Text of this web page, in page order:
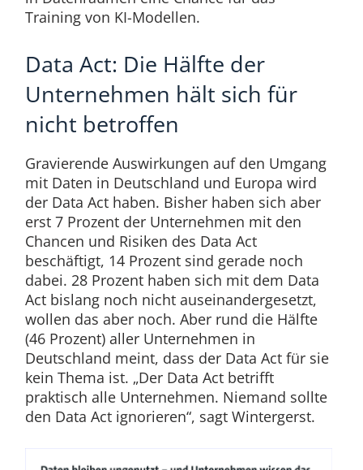
Training von KI-Modellen.
Data Act: Die Hälfte der
Unternehmen hält sich für
nicht betroffen
Gravierende Auswirkungen auf den Umgang
mit Daten in Deutschland und Europa wird
der Data Act haben. Bisher haben sich aber
erst 7 Prozent der Unternehmen mit den
Chancen und Risiken des Data Act
beschäftigt, 14 Prozent sind gerade noch
dabei. 28 Prozent haben sich mit dem Data
Act bislang noch nicht auseinandergesetzt,
wollen das aber noch. Aber rund die Hälfte
(46 Prozent) aller Unternehmen in
Deutschland meint, dass der Data Act für sie
kein Thema ist. „Der Data Act betrifft
praktisch alle Unternehmen. Niemand sollte
den Data Act ignorieren“, sagt Wintergerst.